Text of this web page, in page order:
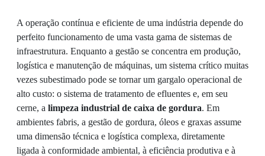
A operação contínua e eficiente de uma indústria depende do
perfeito funcionamento de uma vasta gama de sistemas de
infraestrutura. Enquanto a gestão se concentra em produção,
logística e manutenção de máquinas, um sistema crítico muitas
vezes subestimado pode se tornar um gargalo operacional de
alto custo: o sistema de tratamento de efluentes e, em seu
cerne, a limpeza industrial de caixa de gordura. Em
ambientes fabris, a gestão de gordura, óleos e graxas assume
uma dimensão técnica e logística complexa, diretamente
ligada à conformidade ambiental, à eficiência produtiva e à